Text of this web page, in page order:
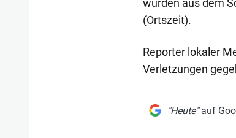
wurden aus dem
(Ortszeit).
Reporter lokaler
Verletzungen
"Heute"auf